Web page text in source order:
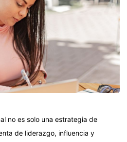
no es solo una estrategia de
de liderazgo, influencia y